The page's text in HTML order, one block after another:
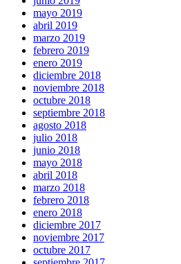
mayo 2019
abril 2019
marzo 2019
febrero 2019
enero 2019
diciembre 2018
noviembre 2018
octubre 2018
septiembre 2018
agosto 2018
julio 2018
junio 2018
mayo 2018
abril 2018
marzo 2018
febrero 2018
enero 2018
diciembre 2017
noviembre 2017
octubre 2017